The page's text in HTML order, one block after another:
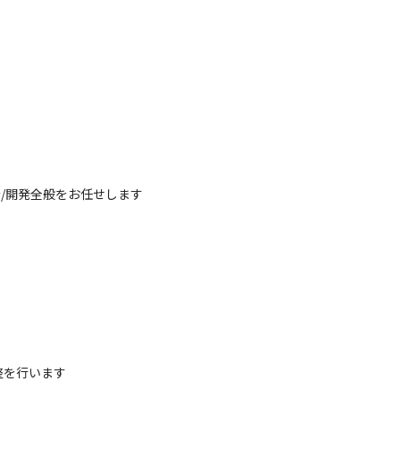
発全般をお任せします
行います